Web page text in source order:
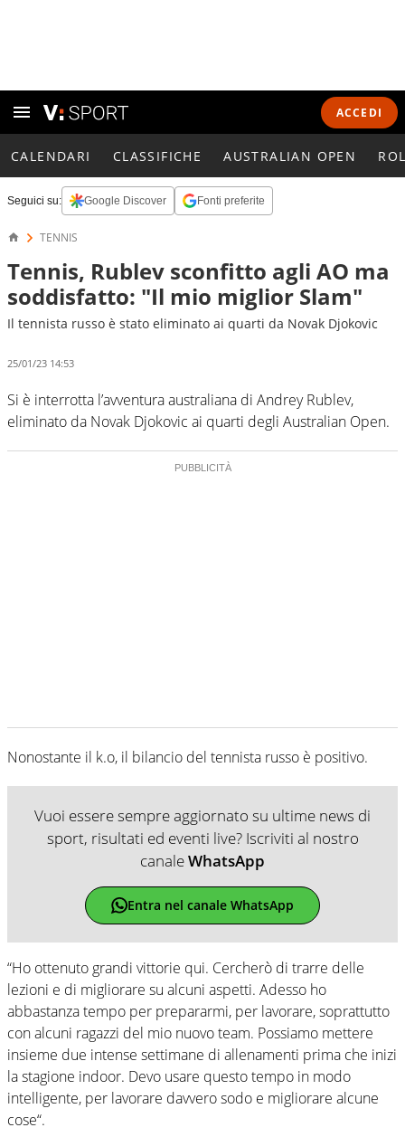
ACCEDI
CALENDARI CLASSIFICHE AUSTRALIAN OPEN
Seguici su: Google Discover Fonti preferite
TENNIS
Tennis, Rublev sconfitto agli AO ma
soddisfatto: "Il mio miglior Slam"
Il tennista russo è stato eliminato ai quarti da Novak Djokovic
25/01/23 14:53
Si è interrotta l’avventura australiana di Andrey Rublev,
eliminato da Novak Djokovic ai quarti degli Australian Open.
Nonostante il k.o, il bilancio del tennista russo è positivo.
Vuoi essere sempre aggiornato su ultime news di
sport, risultati ed eventi live? Iscriviti al nostro
canaleWhatsApp
Entra nel canale WhatsApp
“Ho ottenuto grandi vittorie qui. Cercherò di trarre delle
lezioni e di migliorare su alcuni aspetti. Adesso ho
abbastanza tempo per prepararmi, per lavorare, soprattutto
con alcuni ragazzi del mio nuovo team. Possiamo mettere
insieme due intense settimane di allenamenti prima che inizi
la stagione indoor. Devo usare questo tempo in modo
intelligente, per lavorare davvero sodo e migliorare alcune
cose“.